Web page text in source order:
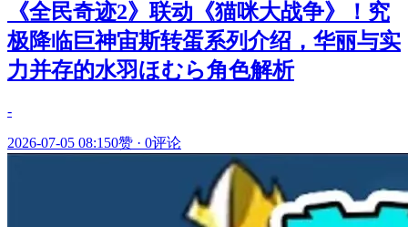
《全民奇迹2》联动《猫咪大战争》！究
极降临巨神宙斯转蛋系列介绍，华丽与实
力并存的水羽ほむら角色解析
-
2026-07-05 08:150赞 · 0评论